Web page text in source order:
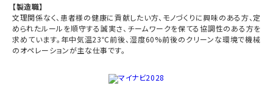
【製造職】
文理関係なく、患者様の健康に貢献したい方、モノづくりに興味のある方、定
められたルールを順守する誠実さ、チームワークを保てる協調性のある方を
求めています。年中気温23℃前後、湿度60%前後のクリーンな環境で機械
のオペレーションが主な仕事です。